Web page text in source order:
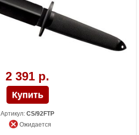
2 391 р.
Артикул: CS/92FTP
Ожидается